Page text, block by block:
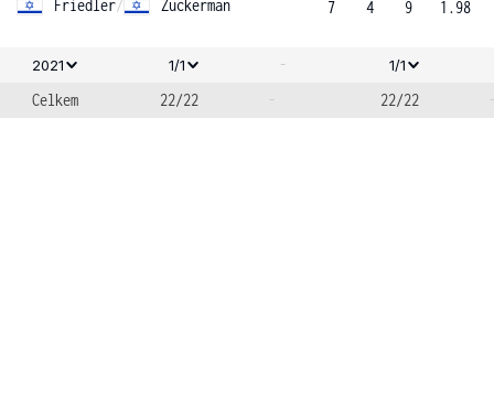
Friedler/ Zuckerman
7
4
9
1.98
2021 1/1 - 1/1
Celkem 22/22 - 22/22